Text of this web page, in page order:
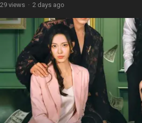
29 views · 2 days ago